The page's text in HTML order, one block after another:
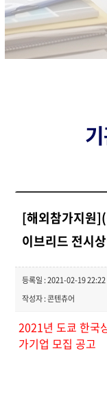
[해외참가지원
이브리드 전시
등록일 : 2021-02-19 22:22
작성자 : 콘텐츄어
2021년 도쿄 한국
가기업 모집 공고